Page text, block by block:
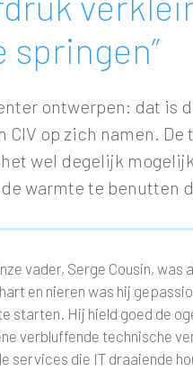
ontwerpen: dat is
op zich namen.
wel degelijk
warmte te benutten
vader, Serge Cousin,
en nieren was hij
starten. Hij hield goed de
verbluffende technische
services die IT draaiende